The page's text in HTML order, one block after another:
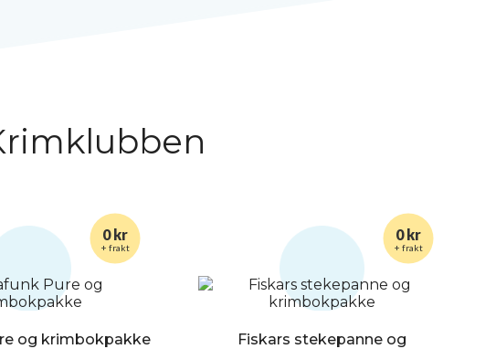
0 kr
+ frakt
og krimbokpakke
0 kr
+ frakt
Fiskars stekepanne og